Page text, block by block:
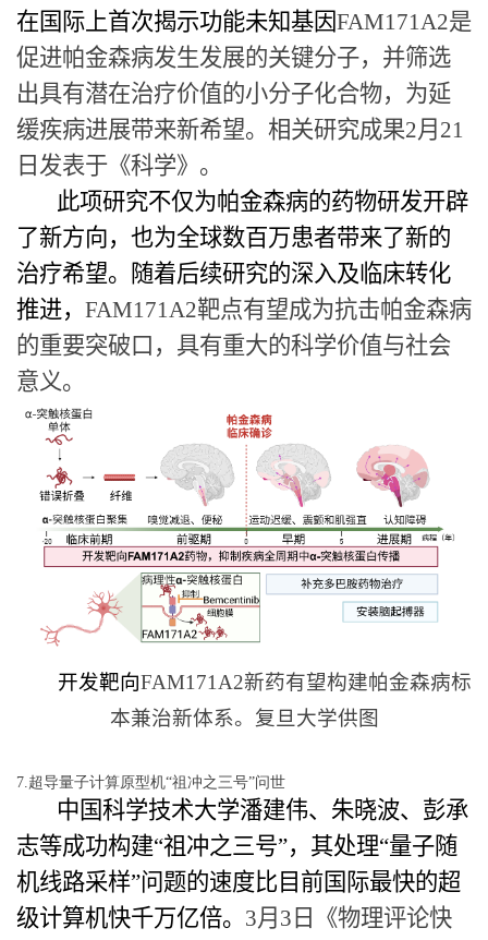
在国际上首次揭示功能未知基因FAM171A2是
促进帕金森病发生发展的关键分子，并筛选
出具有潜在治疗价值的小分子化合物，为延
缓疾病进展带来新希望。相关研究成果2月 21
日发表于《科学》。
此项研究不仅为帕金森病的药物研发开辟
了新方向，也为全球数百万患者带来了新的
治疗希望。随着后续研究的深入及临床转化
推进， FAM171A2靶点有望成为抗击帕金森病
的重要突破口，具有重大的科学价值与社会
意义。
开发靶向FAM171A2新药有望构建帕金森病标
本兼治新体系。复旦大学供图
7.超导量子计算原型机“祖冲之三号”问世
中国科学技术大学潘建伟、朱晓波、彭承
志等成功构建“祖冲之三号”，其处理“量子随
机线路采样”问题的速度比目前国际最快的超
级计算机快千万亿倍。 3月 3 日《物理评论快